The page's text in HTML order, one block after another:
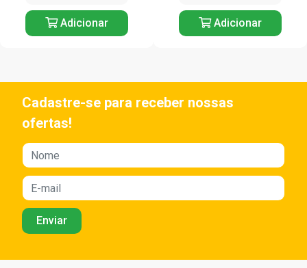
Adicionar Adicionar
Cadastre-se para receber nossas
ofertas!